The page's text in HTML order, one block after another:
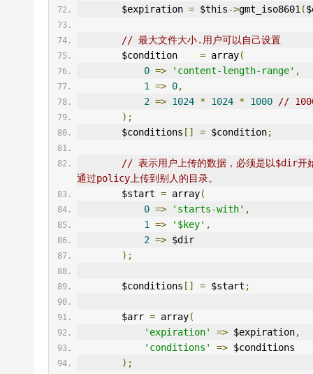
        $expiration
= $this->gmt_iso8601 (
// 最大文件大小.用户可以自己设置
        $condition
= array(
0 => 'content-length-range' ,
1
=> 0,
2 => 1024 * 1024 * 1000
//
);
        $conditions
[] = $condition;
// 表示用户上传的数据，必须是以$dir开
通过policy上传到别人的目录。
        $start
= array(
0 => 'starts-with' ,
1
=> '$key' ,
2 => $dir
);
        $conditions
[] = $start ;
        $arr
= array(
'expiration'
=> $expiration,
'conditions'
=> $conditions
);